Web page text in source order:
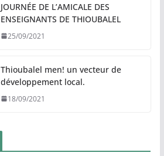
JOURNÉE DE L’AMICALE DES
ENSEIGNANTS DE THIOUBALEL
25/09/2021
Thioubalel men! un vecteur de
développement local.
18/09/2021